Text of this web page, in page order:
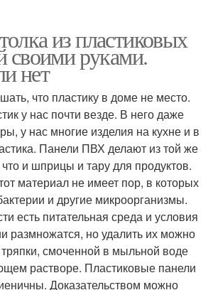
из пластиковых
своими руками.
нет
что пластику в доме не место.
у нас почти везде. В него даже
у нас многие изделия на кухне и в
Панели ПВХ делают из той же
и шприцы и тару для продуктов.
материал не имеет пор, в которых
и другие микроорганизмы.
есть питательная среда и условия
размножатся, но удалить их можно
смоченной в мыльной воде
растворе. Пластиковые панели
Доказательством можно